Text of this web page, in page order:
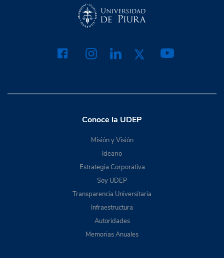
Conoce la UDEP
Misión y Visión
Ideario
Estrategia Corporativa
Soy UDEP
Transparencia Universitaria
Infraestructura
Autoridades
Memorias Anuales